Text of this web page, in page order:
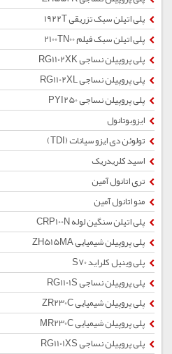
پلی اتیلن سبک تزریقی 1922T
پلی اتیلن سبک فیلم 2100TN00
پلی پروپیلن نساجی RG1102XK
پلی پروپیلن نساجی RG1102XL
پلی پروپیلن نساجی PYI250
ایزوبوتانول
تولوئن دی ایزو سیانات (TDI)
اسید کلریدریک
تری اتانول آمین
منو اتانول آمین
پلی اتیلن سنگین لوله CRP100N
پلی پروپیلن شیمیایی ZH515MA
پلی وینیل کلراید S70
پلی پروپیلن نساجی RG1101S
پلی پروپیلن شیمیایی ZR230C
پلی پروپیلن شیمیایی MR230C
پلی پروپیلن نساجی RG1101XS